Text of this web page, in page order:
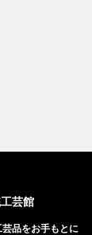
芸館
品をお手もとに